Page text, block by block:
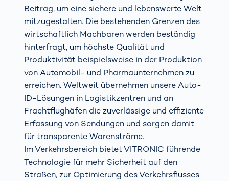
Beitrag, um eine sichere und lebenswerte Welt
mitzugestalten. Die bestehenden Grenzen des
wirtschaftlich Machbaren werden beständig
hinterfragt, um höchste Qualität und
Produktivität beispielsweise in der Produktion
von Automobil- und Pharmaunternehmen zu
erreichen. Weltweit übernehmen unsere Auto-
ID-Lösungen in Logistikzentren und an
Frachtflughäfen die zuverlässige und effiziente
Erfassung von Sendungen und sorgen damit
für transparente Warenströme.
Im Verkehrsbereich bietet VITRONIC führende
Technologie für mehr Sicherheit auf den
Straßen, zur Optimierung des Verkehrsflusses